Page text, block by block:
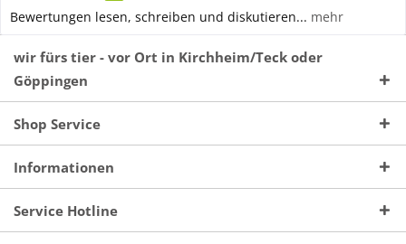
Bewertungen lesen, schreiben und diskutieren... mehr
wir fürs tier - vor Ort in Kirchheim/Teck oder
Göppingen
Shop Service
Informationen
Service Hotline